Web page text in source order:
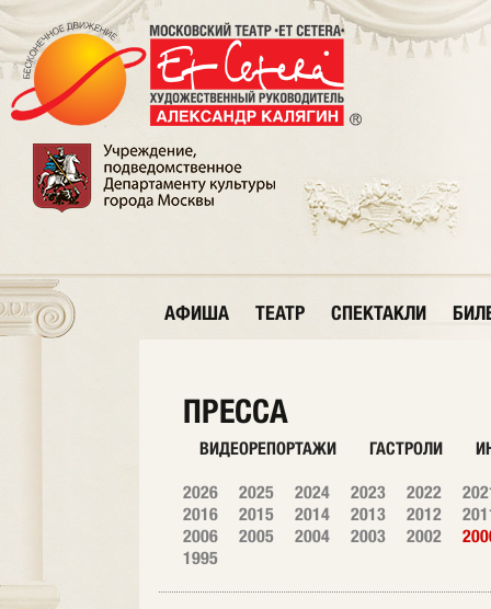
АФИША ТЕАТР СПЕКТАКЛИ
ПРЕССА
ВИДЕОРЕПОРТАЖИ ГАСТРОЛИ
2026 2025 2024 2023 2022
2016
2015 2014 2013 2012
2006
2005 2004 2003 2002
1995